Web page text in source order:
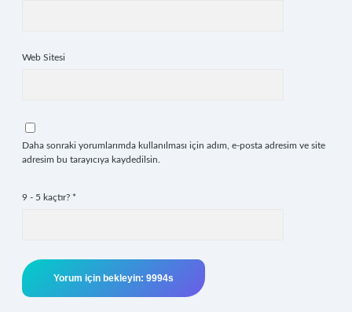
Web Sitesi
Daha sonraki yorumlarımda kullanılması için adım, e-posta adresim ve site
adresim bu tarayıcıya kaydedilsin.
9 - 5 kaçtır? *